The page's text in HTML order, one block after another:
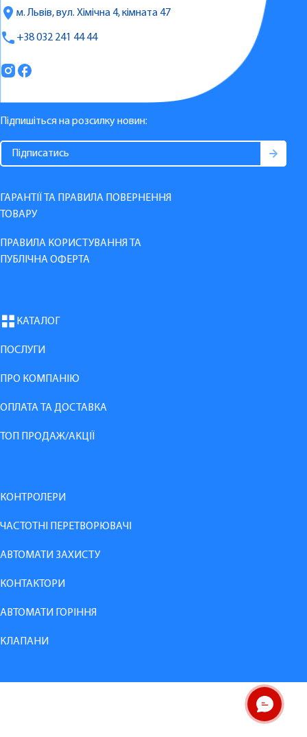
м. Львів, вул. Хімічна 4, кімната 47
+38 032 241 44 44
Підпишіться на розсилку новин:
ГАРАНТІЇ ТА ПРАВИЛА ПОВЕРНЕННЯ
ТОВАРУ
ПРАВИЛА КОРИСТУВАННЯ ТА
ПУБЛІЧНА ОФЕРТА
КАТАЛОГ
ПОСЛУГИ
ПРО КОМПАНІЮ
ОПЛАТА ТА ДОСТАВКА
ТОП ПРОДАЖ/АКЦІЇ
КОНТРОЛЕРИ
ЧАСТОТНІ ПЕРЕТВОРЮВАЧІ
АВТОМАТИ ЗАХИСТУ
КОНТАКТОРИ
АВТОМАТИ ГОРІННЯ
КЛАПАНИ